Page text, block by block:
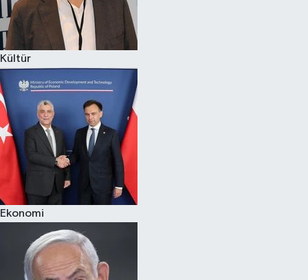
Kültür
Ekonomi
Spor
Çocuk
Eğitim
Hava Durumu
Kadın
Kim kimdir?
Kültür Sanat